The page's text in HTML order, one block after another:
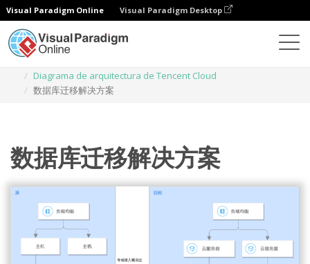
Visual Paradigm Online Visual Paradigm Desktop
Diagrama de arquitectura de Tencent Cloud
数据库迁移解决方案
数据库迁移解决方案